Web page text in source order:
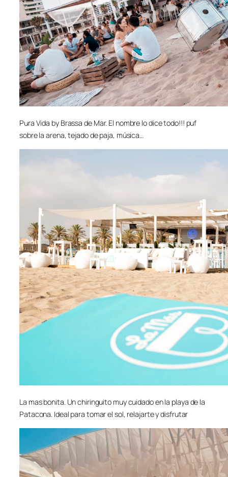
Pura Vida by Brassa de Mar. El nombre lo dice todo!!! puf
sobre la arena, tejado de paja, música…
La mas bonita. Un chiringuito muy cuidado en la playa de la
Patacona. Ideal para tomar el sol, relajarte y disfrutar